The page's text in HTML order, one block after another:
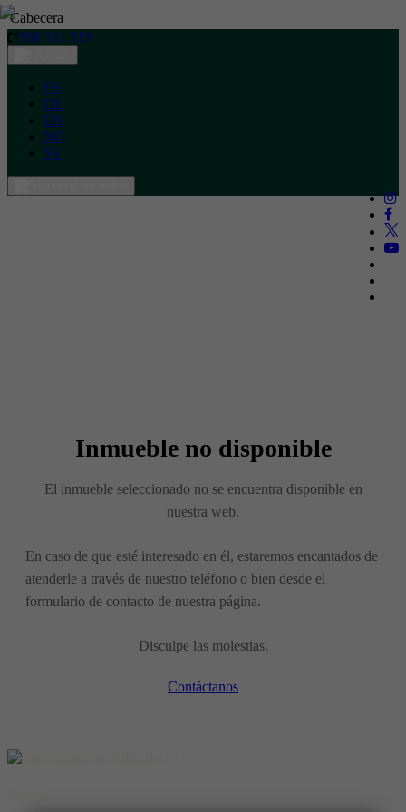
Cabecera
966 181 319
ES
DE
EN
NO
SV
Inmueble no disponible
El inmueble seleccionado no se encuentra disponible en
nuestra web.
En caso de que esté interesado en él, estaremos encantados de
atenderle a través de nuestro teléfono o bien desde el
formulario de contacto de nuestra página.
Disculpe las molestias.
Contáctanos